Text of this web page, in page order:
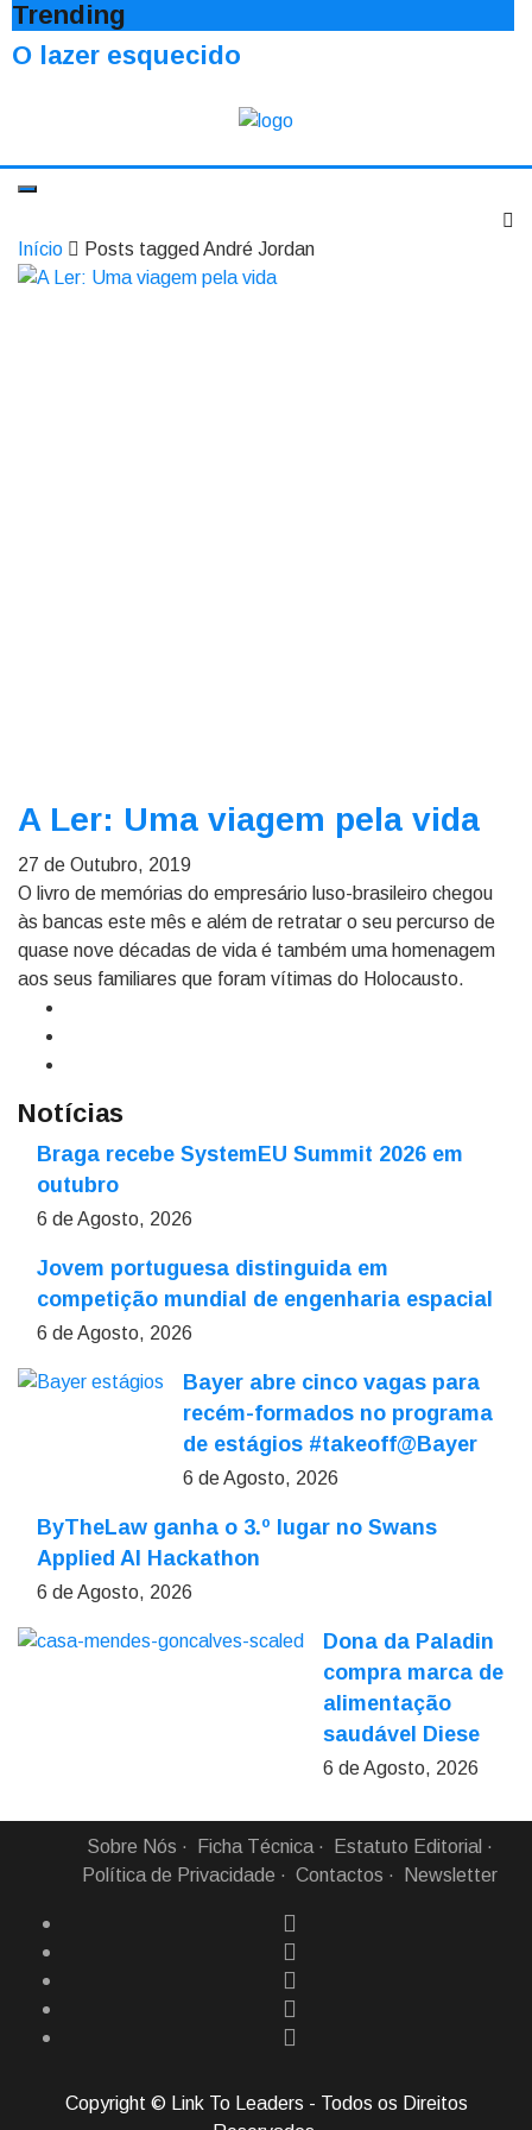
Trending
O lazer esquecido
Início Posts tagged André Jordan
A Ler: Uma viagem pela vida
27 de Outubro, 2019
O livro de memórias do empresário luso-brasileiro chegou
às bancas este mês e além de retratar o seu percurso de
quase nove décadas de vida é também uma homenagem
aos seus familiares que foram vítimas do Holocausto.
Notícias
Braga recebe SystemEU Summit 2026 em
outubro
6 de Agosto, 2026
Jovem portuguesa distinguida em
competição mundial de engenharia espacial
6 de Agosto, 2026
Bayer abre cinco vagas para
recém-formados no programa
de estágios #takeoff@Bayer
6 de Agosto, 2026
ByTheLaw ganha o 3.º lugar no Swans
Applied AI Hackathon
6 de Agosto, 2026
Dona da Paladin
compra marca de
alimentação
saudável Diese
6 de Agosto, 2026
Sobre Nós Ficha Técnica
Estatuto Editorial
Política de Privacidade
Contactos Newsletter
Copyright © Link To Leaders - Todos os Direitos